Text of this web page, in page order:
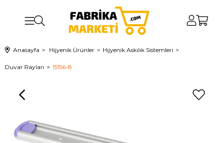
Anasayfa Hijyenik Ürünler Hijyenik Askılık Sistemleri
Duvar Rayları 15156-8